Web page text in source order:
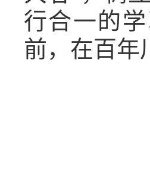
行合一的
前，在百年